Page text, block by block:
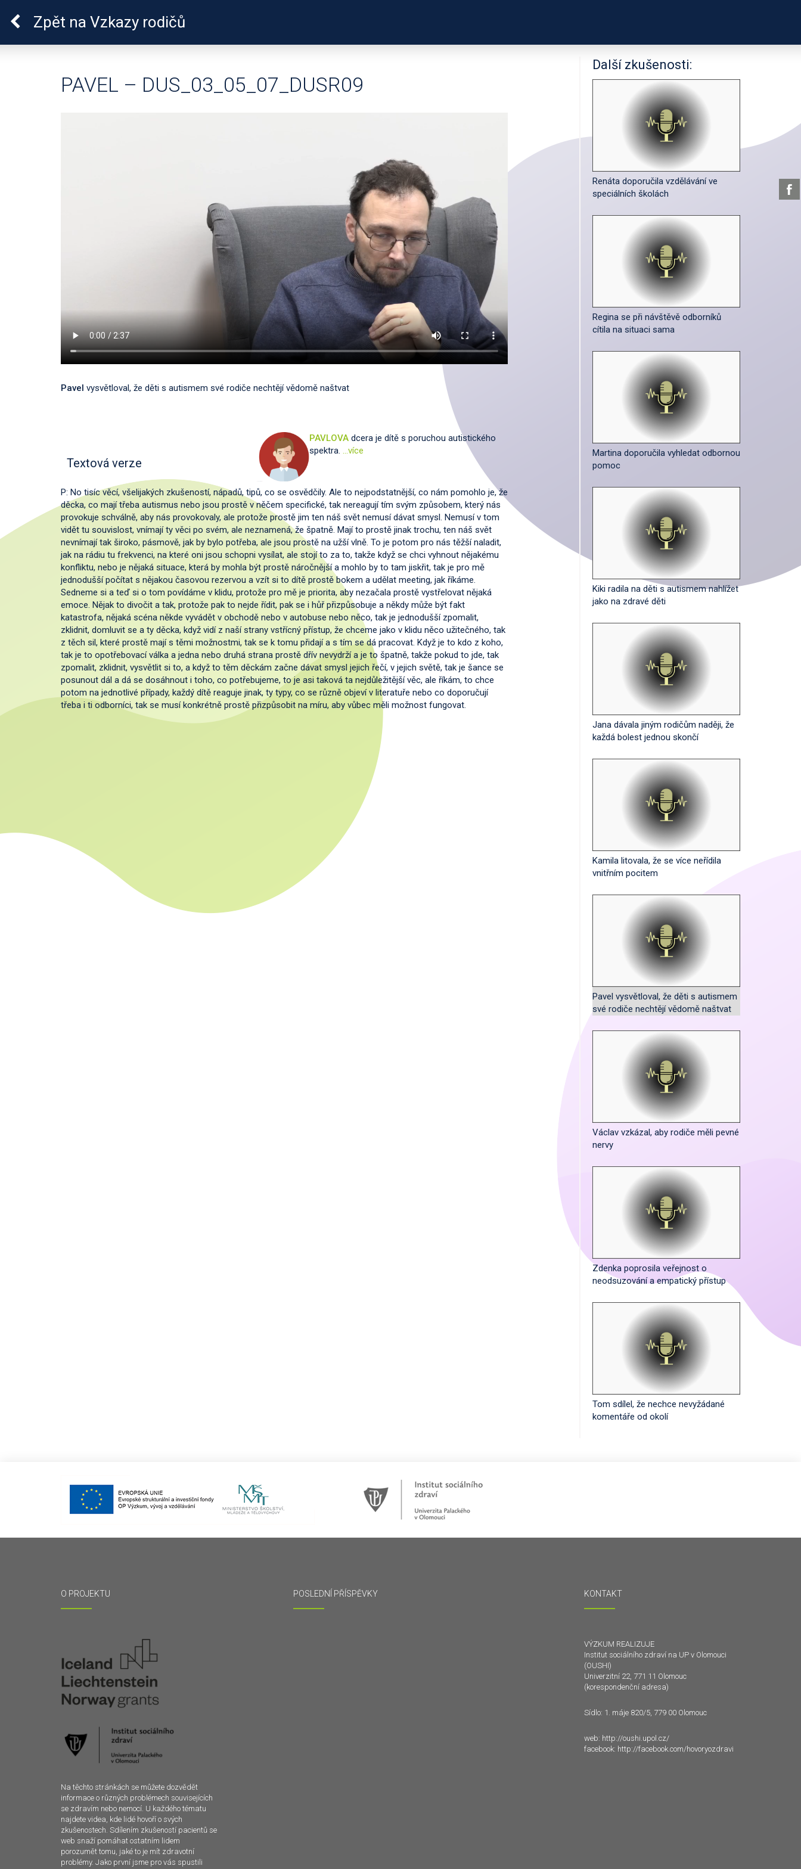
Pro zdraví duše
Zpět na Vzkazy rodičů
PAVEL – DUS_03_05_07_DUSR09
Pavel vysvětloval, že děti s autismem své rodiče nechtějí vědomě naštvat
Textová verze
PAVLOVA dcera je dítě s poruchou autistického
spektra. …více
P: No tisíc věcí, všelijakých zkušeností, nápadů, tipů, co se osvědčily. Ale to nejpodstatnější, co nám pomohlo je, že
děcka, co mají třeba autismus nebo jsou prostě v něčem specifické, tak nereagují tím svým způsobem, který nás
provokuje schválně, aby nás provokovaly, ale protože prostě jim ten náš svět nemusí dávat smysl. Nemusí v tom
vidět tu souvislost, vnímají ty věci po svém, ale neznamená, že špatně. Mají to prostě jinak trochu, ten náš svět
nevnímají tak široko, pásmově, jak by bylo potřeba, ale jsou prostě na užší vlně. To je potom pro nás těžší naladit,
jak na rádiu tu frekvenci, na které oni jsou schopni vysílat, ale stojí to za to, takže když se chci vyhnout nějakému
konfliktu, nebo je nějaká situace, která by mohla být prostě náročnější a mohlo by to tam jiskřit, tak je pro mě
jednodušší počítat s nějakou časovou rezervou a vzít si to dítě prostě bokem a udělat meeting, jak říkáme.
Sedneme si a teď si o tom povídáme v klidu, protože pro mě je priorita, aby nezačala prostě vystřelovat nějaká
emoce. Nějak to divočit a tak, protože pak to nejde řídit, pak se i hůř přizpůsobuje a někdy může být fakt
katastrofa, nějaká scéna někde vyvádět v obchodě nebo v autobuse nebo něco, tak je jednodušší zpomalit,
zklidnit, domluvit se a ty děcka, když vidí z naší strany vstřícný přístup, že chceme jako v klidu něco užitečného, tak
z těch sil, které prostě mají s těmi možnostmi, tak se k tomu přidají a s tím se dá pracovat. Když je to kdo z koho,
tak je to opotřebovací válka a jedna nebo druhá strana prostě dřív nevydrží a je to špatně, takže pokud to jde, tak
zpomalit, zklidnit, vysvětlit si to, a když to těm děckám začne dávat smysl jejich řečí, v jejich světě, tak je šance se
posunout dál a dá se dosáhnout i toho, co potřebujeme, to je asi taková ta nejdůležitější věc, ale říkám, to chce
potom na jednotlivé případy, každý dítě reaguje jinak, ty typy, co se různě objeví v literatuře nebo co doporučují
třeba i ti odborníci, tak se musí konkrétně prostě přizpůsobit na míru, aby vůbec měli možnost fungovat.
Další zkušenosti:
Renáta doporučila vzdělávání ve
speciálních školách
Regina se při návštěvě odborníků
cítila na situaci sama
Martina doporučila vyhledat odbornou
pomoc
Kiki radila na děti s autismem nahlížet
jako na zdravé děti
Jana dávala jiným rodičům naději, že
každá bolest jednou skončí
Kamila litovala, že se více neřídila
vnitřním pocitem
Pavel vysvětloval, že děti s autismem
své rodiče nechtějí vědomě naštvat
Václav vzkázal, aby rodiče měli pevné
nervy
Zdenka poprosila veřejnost o
neodsuzování a empatický přístup
Tom sdílel, že nechce nevyžádané
komentáře od okolí
O PROJEKTU
Na těchto stránkách se můžete dozvědět
informace o různých problémech souvisejících
se zdravím nebo nemocí. U každého tématu
najdete videa, kde lidé hovoří o svých
zkušenostech. Sdílením zkušeností pacientů se
web snaží pomáhat ostatním lidem
porozumět tomu, jaké to je mít zdravotní
problémy. Jako první jsme pro vás spustili
POSLEDNÍ PŘÍSPĚVKY KONTAKT
VÝZKUM REALIZUJE
Institut sociálního zdraví na UP v Olomouci
(OUSHI)
Univerzitní 22, 771 11 Olomouc
(korespondenční adresa)
Sídlo: 1. máje 820/5, 779 00 Olomouc
web: http://oushi.upol.cz/
facebook: http://facebook.com/hovoryozdravi